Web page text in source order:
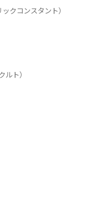
クコンスタント）
ルト）